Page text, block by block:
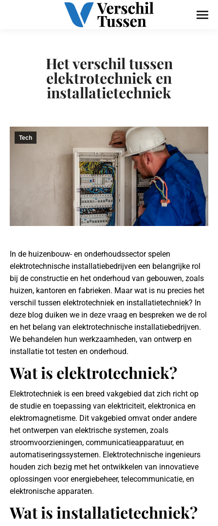
Het verschil tussen
elektrotechniek en
installatietechniek
Tech
In de huizenbouw- en onderhoudssector spelen
elektrotechnische installatiebedrijven een belangrijke rol
bij de constructie en het onderhoud van gebouwen, zoals
huizen, kantoren en fabrieken. Maar wat is nu precies het
verschil tussen elektrotechniek en installatietechniek? In
deze blog duiken we in deze vraag en bespreken we de rol
en het belang van elektrotechnische installatiebedrijven.
We behandelen hun werkzaamheden, van ontwerp en
installatie tot testen en onderhoud.
Wat is elektrotechniek?
Elektrotechniek is een breed vakgebied dat zich richt op
de studie en toepassing van elektriciteit, elektronica en
elektromagnetisme. Dit vakgebied omvat onder andere
het ontwerpen van elektrische systemen, zoals
stroomvoorzieningen, communicatieapparatuur, en
automatiseringssystemen. Elektrotechnische ingenieurs
houden zich bezig met het ontwikkelen van innovatieve
oplossingen voor energiebeheer, telecommunicatie, en
elektronische apparaten.
Wat is installatietechniek?